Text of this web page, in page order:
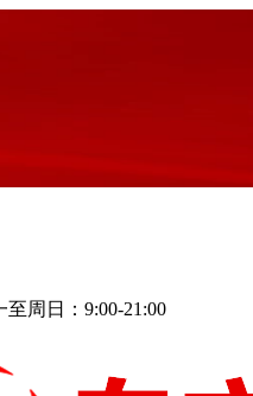
至周日：9:00-21:00